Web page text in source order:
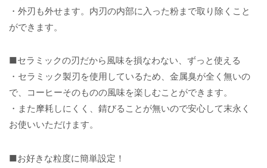
・外刃も外せます。内刃の内部に入った粉まで取り除くこと
ができます。
■セラミックの刃だから風味を損なわない、ずっと使える
・セラミック製刃を使用しているため、金属臭が全く無いの
で、コーヒーそのものの風味を楽しむことができます。
・また摩耗しにくく、錆びることが無いので安心して末永く
お使いいただけます。
■お好きな粒度に簡単設定！